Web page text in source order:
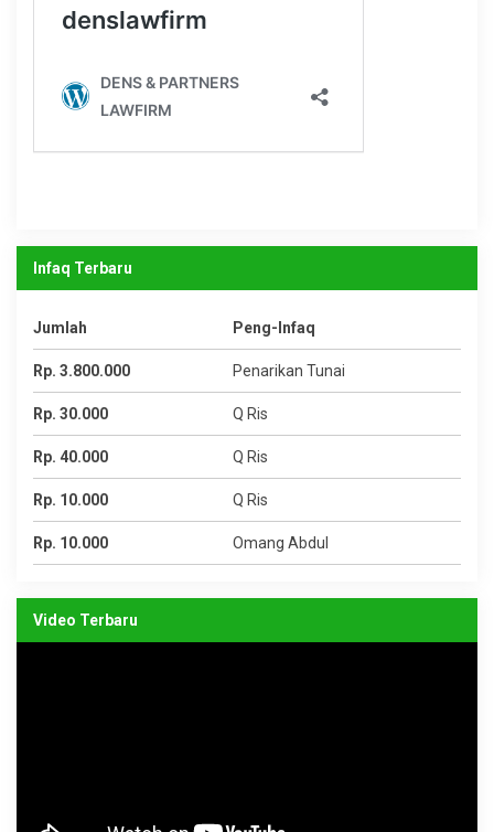
Infaq Terbaru
Jumlah Peng-Infaq
Rp. 3.800.000 Penarikan Tunai
Rp. 30.000 Q Ris
Rp. 40.000 Q Ris
Rp. 10.000 Q Ris
Rp. 10.000 Omang Abdul
Video Terbaru